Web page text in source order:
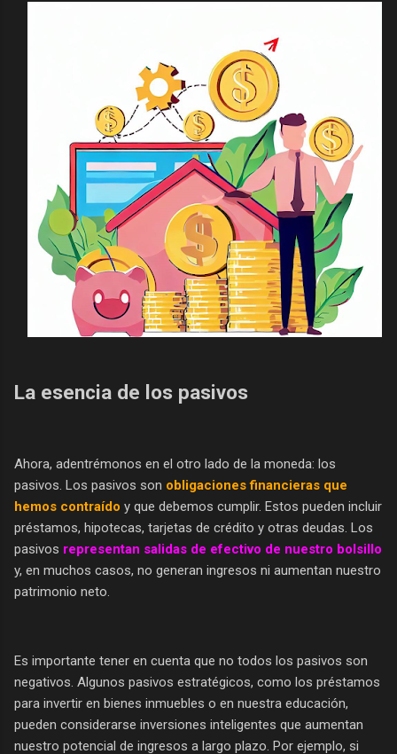
La esencia de los pasivos
Ahora, adentrémonos en el otro lado de la moneda: los
pasivos. Los pasivos son obligaciones financieras que
hemos contraído y que debemos cumplir. Estos pueden incluir
préstamos, hipotecas, tarjetas de crédito y otras deudas. Los
pasivos representan salidas de efectivo de nuestro bolsillo
y, en muchos casos, no generan ingresos ni aumentan nuestro
patrimonio neto.
Es importante tener en cuenta que no todos los pasivos son
negativos. Algunos pasivos estratégicos, como los préstamos
para invertir en bienes inmuebles o en nuestra educación,
pueden considerarse inversiones inteligentes que aumentan
nuestro potencial de ingresos a largo plazo. Por ejemplo, si